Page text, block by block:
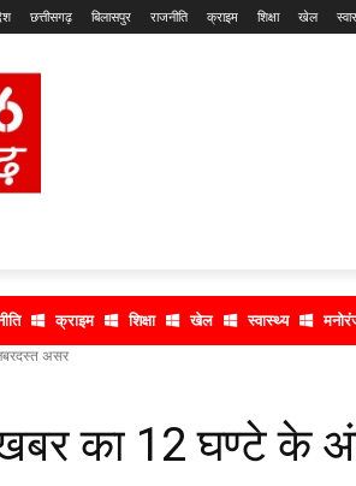
छत्तीसगढ़ बिलासपुर राजनीति क्राइम शिक्षा खेल
क्राइम शिक्षा खेल स्वास्थ्य
असर
का 12 घण्टे के